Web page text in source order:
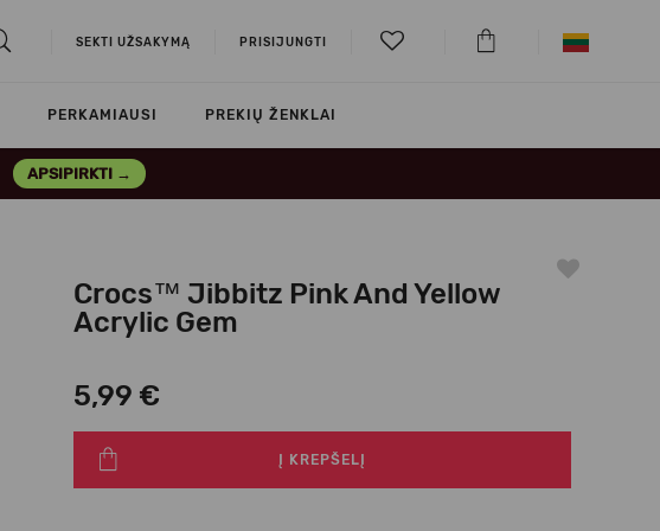
SEKTI UŽSAKYMĄ PRISIJUNGTI
PERKAMIAUSI PREKIŲ ŽENKLAI
APSIPIRKTI →
Crocs™ Jibbitz Pink And Yellow
Acrylic Gem
5,99 €
Į KREPŠELĮ